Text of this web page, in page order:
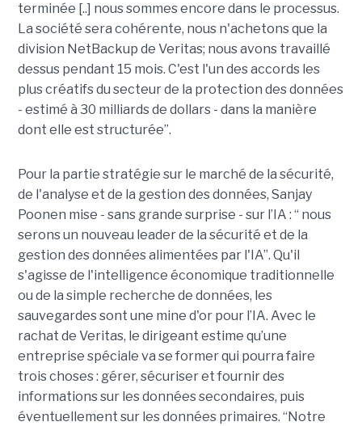
terminée [..] nous sommes encore dans le processus.
La société sera cohérente, nous n'achetons que la
division NetBackup de Veritas; nous avons travaillé
dessus pendant 15 mois. C'est l'un des accords les
plus créatifs du secteur de la protection des données
- estimé à 30 milliards de dollars - dans la manière
dont elle est structurée”.
Pour la partie stratégie sur le marché de la sécurité,
de l'analyse et de la gestion des données, Sanjay
Poonen mise - sans grande surprise - sur l’IA : “ nous
serons un nouveau leader de la sécurité et de la
gestion des données alimentées par l'IA”. Qu'il
s'agisse de l'intelligence économique traditionnelle
ou de la simple recherche de données, les
sauvegardes sont une mine d'or pour l’IA. Avec le
rachat de Veritas, le dirigeant estime qu’une
entreprise spéciale va se former qui pourra faire
trois choses : gérer, sécuriser et fournir des
informations sur les données secondaires, puis
éventuellement sur les données primaires. “Notre